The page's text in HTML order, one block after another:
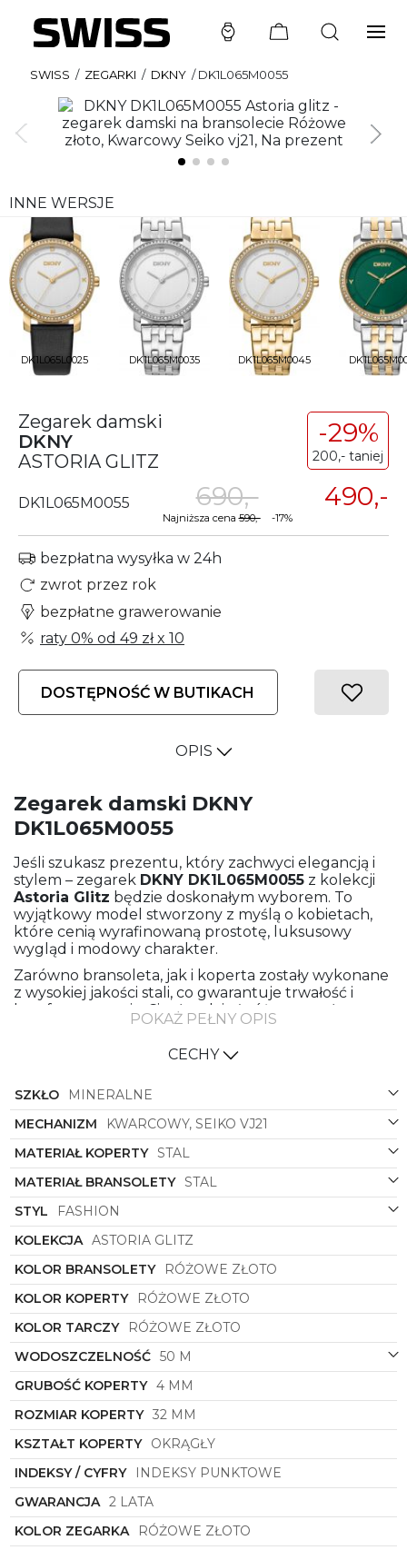
SWISS / ZEGARKI / DKNY /DK1L065M0055
INNE WERSJE
DK1L065L0025 DK1L065M0035 DK1L065M0045
Zegarek damski
DKNY
ASTORIA GLITZ
-29%
200,- taniej
DK1L065M0055 490,-
690,-
Najniższa cena590,--17%
bezpłatna wysyłka w 24h
zwrot przez rok
bezpłatne grawerowanie
raty 0% od 49 złx 10
DOSTĘPNOŚĆ W BUTIKACH
OPIS
Zegarek damski DKNY
DK1L065M0055
Jeśli szukasz prezentu, który zachwyci elegancją i
stylem – zegarek DKNY DK1L065M0055 z kolekcji
Astoria Glitz będzie doskonałym wyborem. To
wyjątkowy model stworzony z myślą o kobietach,
które cenią wyrafinowaną prostotę, luksusowy
wygląd i modowy charakter.
Zarówno bransoleta, jak i koperta zostały wykonane
z wysokiej jakości stali, co gwarantuje trwałość i
komfort noszenia. Ciepły odcień różowego złota
dodaje zegarkowi kobiecego uroku i elegancji, a
delikatny pierścień ozdobiony błyszczącymi
kryształkami przyciąga wzrok i podkreśla
Jednobarwna tarcza w odcieniu różowego złota
stanowi spójną całość z pozostałymi elementami
zegarka, tworząc harmonijny i stylowy efekt.
Okrągła koperta podkreśla klasyczny kształt, który
doskonale prezentuje się na nadgarstku i pasuje
zarówno do codziennych, jak i wieczorowych
stylizacji.
POKAŻ PEŁNY OPIS
CECHY
SZKŁO
MINERALNE
MECHANIZM
KWARCOWY, SEIKO VJ21
MATERIAŁ KOPERTY STAL
MATERIAŁ BRANSOLETY STAL
STYL
FASHION
KOLEKCJA ASTORIA GLITZ
KOLOR BRANSOLETY
RÓŻOWE ZŁOTO
KOLOR KOPERTY
RÓŻOWE ZŁOTO
KOLOR TARCZY
RÓŻOWE ZŁOTO
WODOSZCZELNOŚĆ 50 M
GRUBOŚĆ KOPERTY 4 MM
ROZMIAR KOPERTY 32 MM
KSZTAŁT KOPERTY OKRĄGŁY
INDEKSY / CYFRY
INDEKSY PUNKTOWE
GWARANCJA 2 LATA
KOLOR ZEGARKA
RÓŻOWE ZŁOTO